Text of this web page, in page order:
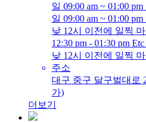
일 09:00 am ~ 01:00
일 09:00 am ~ 01:00
낮 12시 이전에 일찍
12:30 pm - 01:30 pm
낮 12시 이전에 일찍
주소
대구 중구 달구벌대로
가)
더보기